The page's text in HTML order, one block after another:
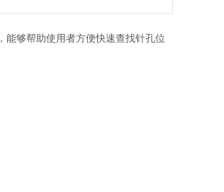
能够帮助使用者方便快速查找针孔位